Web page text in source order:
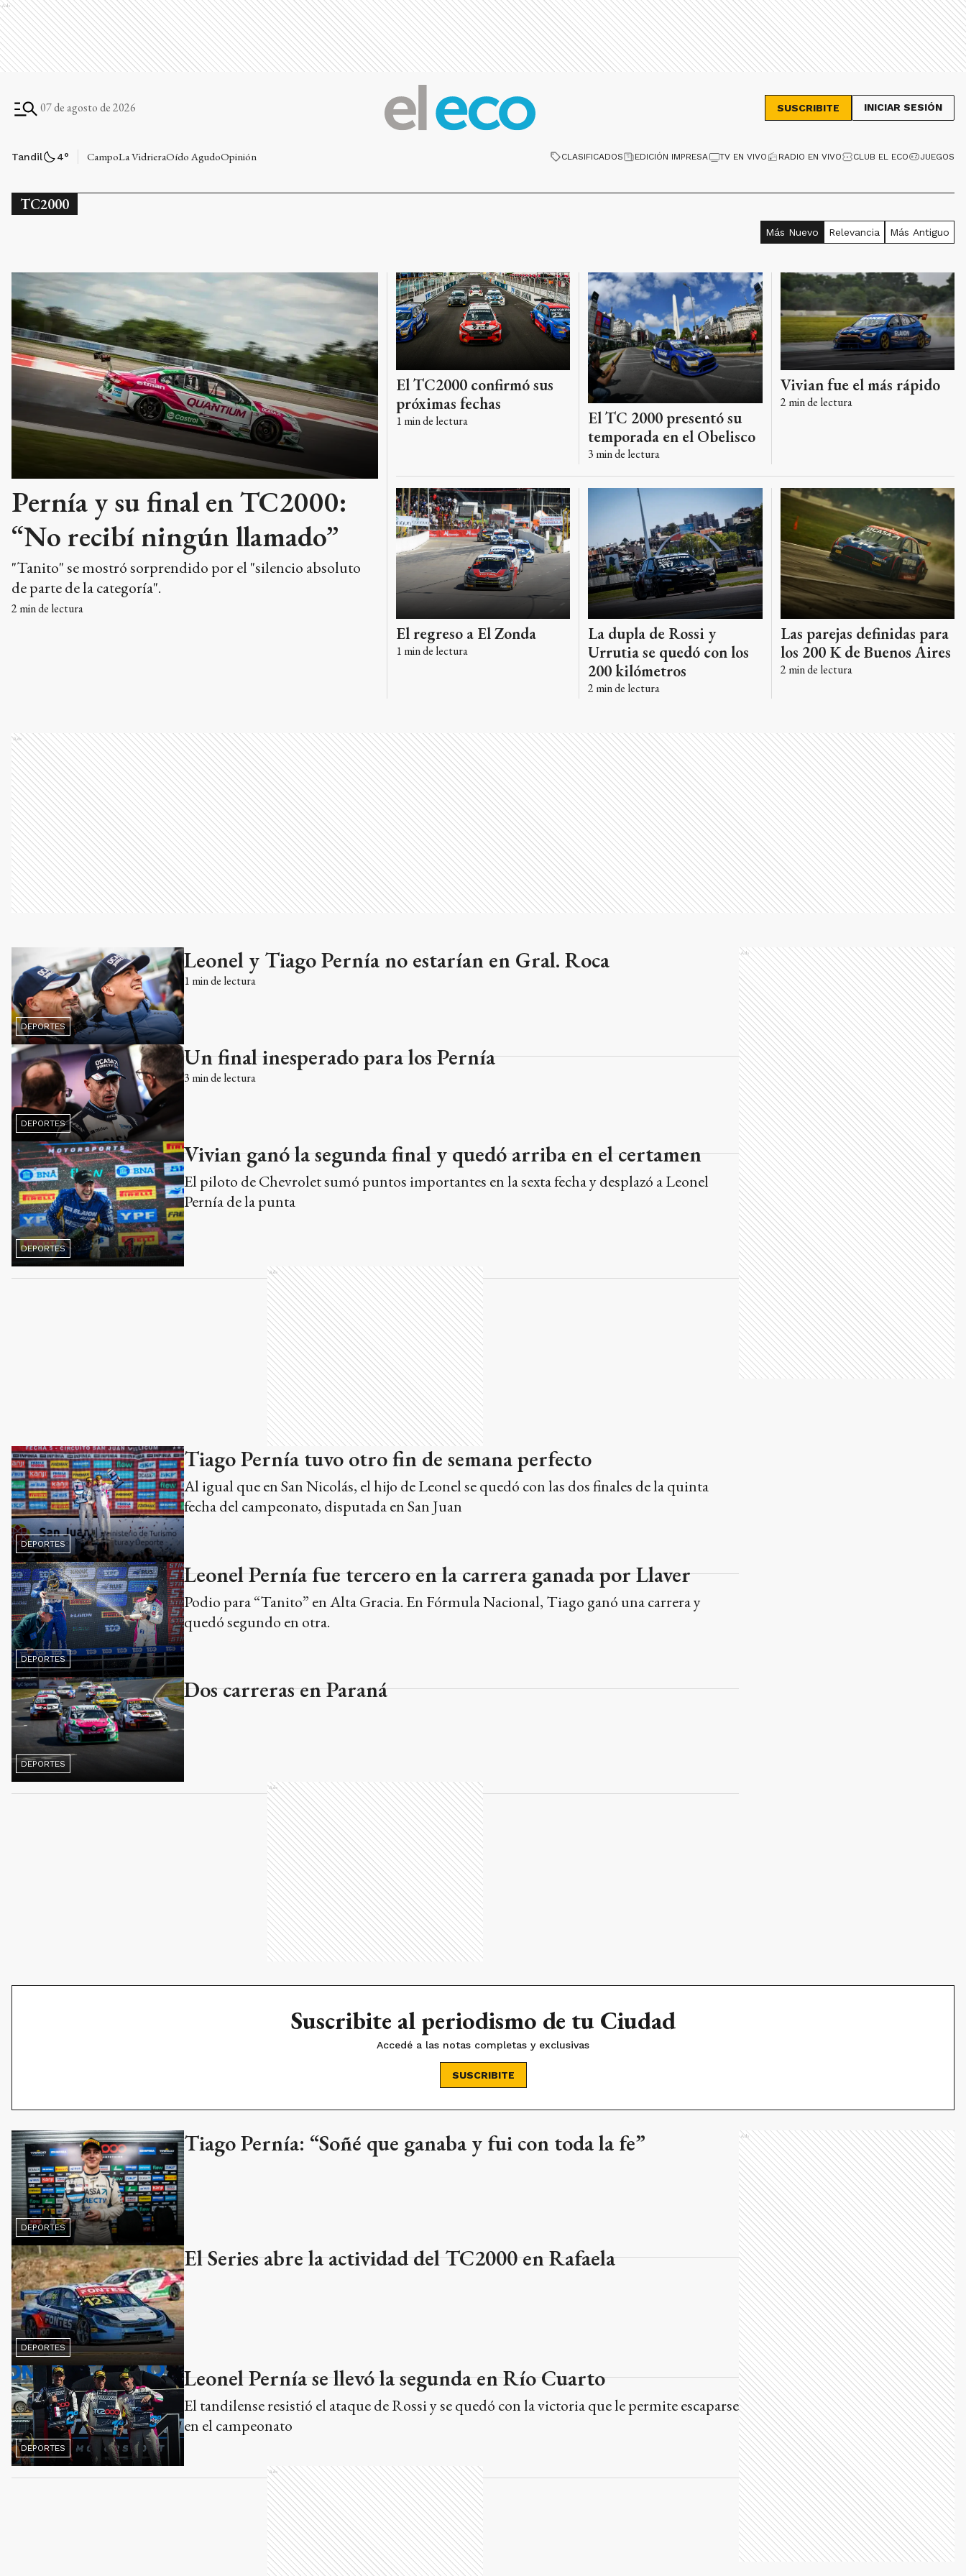
Ads
07 de agosto de 2026 SUSCRIBITE INICIAR SESIÓN
Tandil 4° CampoLa VidrieraOído AgudoOpinión CLASIFICADOS EDICIÓN IMPRESA TV EN VIVO RADIO EN VIVO CLUB EL ECO JUEGOS
TC2000
Más Nuevo Relevancia Más Antiguo
Pernía y su final en TC2000:
“No recibí ningún llamado”
"Tanito" se mostró sorprendido por el "silencio absoluto
de parte de la categoría".
2 min de lectura
El TC2000 confirmó sus
próximas fechas
1 min de lectura
El TC 2000 presentó su
temporada en el Obelisco
3 min de lectura
Vivian fue el más rápido
2 min de lectura
El regreso a El Zonda
1 min de lectura
La dupla de Rossi y
Urrutia se quedó con los
200 kilómetros
2 min de lectura
Las parejas definidas para
los 200 K de Buenos Aires
2 min de lectura
Ads
DEPORTES
Leonel y Tiago Pernía no estarían en Gral. Roca
1 min de lectura
DEPORTES
Un final inesperado para los Pernía
3 min de lectura
DEPORTES
Vivian ganó la segunda final y quedó arriba en el certamen
El piloto de Chevrolet sumó puntos importantes en la sexta fecha y desplazó a Leonel
Pernía de la punta
Ads
DEPORTES
Tiago Pernía tuvo otro fin de semana perfecto
Al igual que en San Nicolás, el hijo de Leonel se quedó con las dos finales de la quinta
fecha del campeonato, disputada en San Juan
DEPORTES
Leonel Pernía fue tercero en la carrera ganada por Llaver
Podio para “Tanito” en Alta Gracia. En Fórmula Nacional, Tiago ganó una carrera y
quedó segundo en otra.
DEPORTES
Dos carreras en Paraná
Ads
Ads
Suscribite al periodismo de tu Ciudad
Accedé a las notas completas y exclusivas
SUSCRIBITE
DEPORTES
Tiago Pernía: “Soñé que ganaba y fui con toda la fe”
DEPORTES
El Series abre la actividad del TC2000 en Rafaela
DEPORTES
Leonel Pernía se llevó la segunda en Río Cuarto
El tandilense resistió el ataque de Rossi y se quedó con la victoria que le permite escaparse
en el campeonato
Ads
Ads